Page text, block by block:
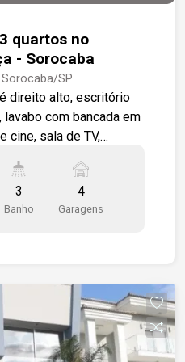
quartos no
- Sorocaba
SP
direito alto, escritório
com bancada em
cine, sala de TV,
lavanderia com
de roupa. São 3
modulado para
enquanto salas e
Os quartos e o
com ar condicionado. A
e pia, e o
3
Banho
4
Garagens